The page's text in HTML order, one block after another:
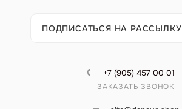
ПОДПИСАТЬСЯ НА РАССЫЛКУ
+7 (905) 457 00 01
ЗАКАЗАТЬ ЗВОНОК